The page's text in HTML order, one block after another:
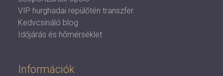
VIP hurghadai repülőtéri transzfer
Kedvcsináló blog
Időjárás és hőmérséklet
Információk